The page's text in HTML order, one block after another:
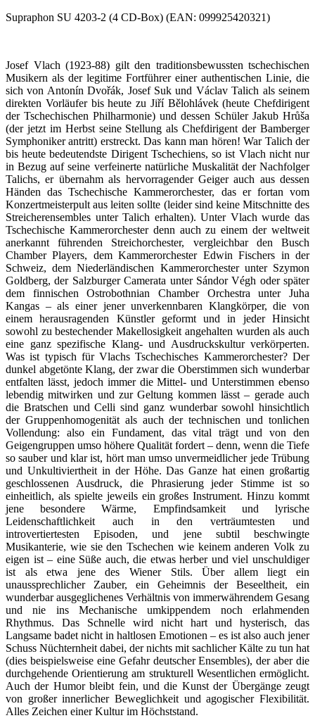
Supraphon SU 4203-2 (4 CD-Box) (EAN: 099925420321)
Josef Vlach (1923-88) gilt den traditionsbewussten tschechischen
Musikern als der legitime Fortführer einer authentischen Linie, die
sich von Antonín Dvořák, Josef Suk und Václav Talich als seinem
direkten Vorläufer bis heute zu Jiří Bělohlávek (heute Chefdirigent
der Tschechischen Philharmonie) und dessen Schüler Jakub Hrůša
(der jetzt im Herbst seine Stellung als Chefdirigent der Bamberger
Symphoniker antritt) erstreckt. Das kann man hören! War Talich der
bis heute bedeutendste Dirigent Tschechiens, so ist Vlach nicht nur
in Bezug auf seine verfeinerte natürliche Muskalität der Nachfolger
Talichs, er übernahm als hervorragender Geiger auch aus dessen
Händen das Tschechische Kammerorchester, das er fortan vom
Konzertmeisterpult aus leiten sollte (leider sind keine Mitschnitte des
Streicherensembles unter Talich erhalten). Unter Vlach wurde das
Tschechische Kammerorchester denn auch zu einem der weltweit
anerkannt führenden Streichorchester, vergleichbar den Busch
Chamber Players, dem Kammerorchester Edwin Fischers in der
Schweiz, dem Niederländischen Kammerorchester unter Szymon
Goldberg, der Salzburger Camerata unter Sándor Végh oder später
dem finnischen Ostrobothnian Chamber Orchestra unter Juha
Kangas – als einer jener unverkennbaren Klangkörper, die von
einem herausragenden Künstler geformt und in jeder Hinsicht
sowohl zu bestechender Makellosigkeit angehalten wurden als auch
eine ganz spezifische Klang- und Ausdruckskultur verkörperten.
Was ist typisch für Vlachs Tschechisches Kammerorchester? Der
dunkel abgetönte Klang, der zwar die Oberstimmen sich wunderbar
entfalten lässt, jedoch immer die Mittel- und Unterstimmen ebenso
lebendig mitwirken und zur Geltung kommen lässt – gerade auch
die Bratschen und Celli sind ganz wunderbar sowohl hinsichtlich
der Gruppenhomogenität als auch der technischen und tonlichen
Vollendung: also ein Fundament, das vital trägt und von den
Geigengruppen umso höhere Qualität fordert – denn, wenn die Tiefe
so sauber und klar ist, hört man umso unvermeidlicher jede Trübung
und Unkultiviertheit in der Höhe. Das Ganze hat einen großartig
geschlossenen Ausdruck, die Phrasierung jeder Stimme ist so
einheitlich, als spielte jeweils ein großes Instrument. Hinzu kommt
jene besondere Wärme, Empfindsamkeit und lyrische
Leidenschaftlichkeit auch in den verträumtesten und
introvertiertesten Episoden, und jene subtil beschwingte
Musikanterie, wie sie den Tschechen wie keinem anderen Volk zu
eigen ist – eine Süße auch, die etwas herber und viel unschuldiger
ist als etwa jene des Wiener Stils. Über allem liegt ein
unaussprechlicher Zauber, ein Geheimnis der Beseeltheit, ein
wunderbar ausgeglichenes Verhältnis von immerwährendem Gesang
und nie ins Mechanische umkippendem noch erlahmenden
Rhythmus. Das Schnelle wird nicht hart und hysterisch, das
Langsame badet nicht in haltlosen Emotionen – es ist also auch jener
Schuss Nüchternheit dabei, der nichts mit sachlicher Kälte zu tun hat
(dies beispielsweise eine Gefahr deutscher Ensembles), der aber die
durchgehende Orientierung am strukturell Wesentlichen ermöglicht.
Auch der Humor bleibt fein, und die Kunst der Übergänge zeugt
von großer innerlicher Beweglichkeit und agogischer Flexibilität.
Alles Zeichen einer Kultur im Höchststand.